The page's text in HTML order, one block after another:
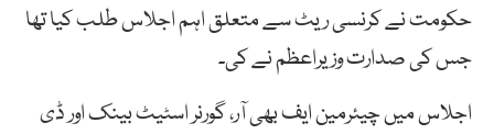
حکومت نے کرنسی ریٹ سے متعلق اہم اجلاس طلب کیا تھا
جس کی صدارت وزیراعظم نے کی۔
اجلاس میں چیئرمین ایف بھی آر، گورنر اسٹیٹ بینک اور ڈی